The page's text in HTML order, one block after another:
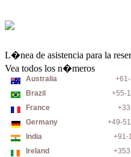
L�nea de asistencia para la
Vea todos los n�meros
Australia
Brazil
+55-
France
Germany
+49-
India
+91-
Ireland